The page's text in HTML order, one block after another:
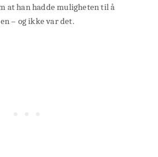
at han hadde muligheten til å
– og ikke var det.